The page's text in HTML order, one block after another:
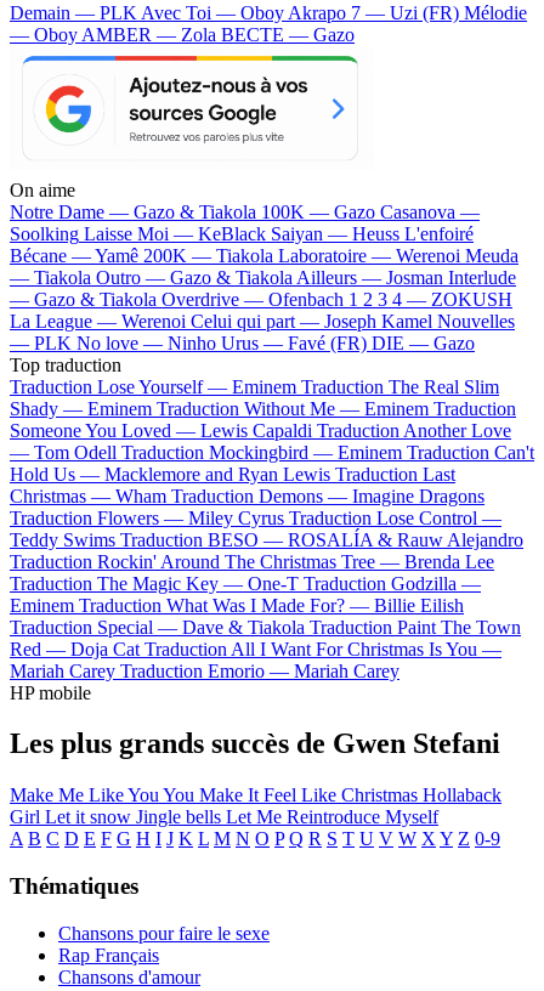
Demain — PLK Avec Toi — Oboy Akrapo 7 — Uzi (FR) Mélodie
— Oboy AMBER — Zola BECTE — Gazo
On aime
Notre Dame — Gazo & Tiakola 100K — Gazo Casanova —
Soolking Laisse Moi — KeBlack Saiyan — Heuss L'enfoiré
Bécane —Yamê 200K — Tiakola Laboratoire — Werenoi Meuda
— Tiakola Outro — Gazo & Tiakola Ailleurs — Josman Interlude
— Gazo & Tiakola Overdrive — Ofenbach 1 2 3 4 — ZOKUSH
La League — Werenoi Celui qui part — Joseph Kamel Nouvelles
— PLK No love — Ninho Urus — Favé (FR) DIE — Gazo
Top traduction
Traduction Lose Yourself — Eminem Traduction The Real Slim
Shady — Eminem Traduction Without Me — Eminem Traduction
Someone You Loved — Lewis Capaldi Traduction Another Love
— Tom Odell Traduction Mockingbird — Eminem Traduction Can't
Hold Us — Macklemore and Ryan Lewis Traduction Last
Christmas — Wham Traduction Demons — Imagine Dragons
Traduction Flowers — Miley Cyrus Traduction Lose Control —
Teddy Swims Traduction BESO — ROSALÍA & Rauw Alejandro
Traduction Rockin' Around The Christmas Tree — Brenda Lee
Traduction The Magic Key — One-T Traduction Godzilla —
Eminem Traduction What Was I Made For? — Billie Eilish
Traduction Special — Dave & Tiakola Traduction Paint The Town
Red — Doja Cat Traduction All I Want For Christmas Is You —
Mariah Carey Traduction Emorio — Mariah Carey
HP mobile
Les plus grands succès de Gwen Stefani
Make Me Like You You Make It Feel Like Christmas Hollaback
Girl Let it snow Jingle bells Let Me Reintroduce Myself
A B C D E F G H I J K L M N O P Q R S T U V W X Y Z 0-9
Thématiques
Chansons pour faire le sexe
Rap Français
Chansons d'amour